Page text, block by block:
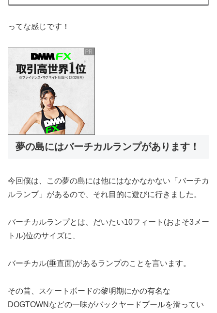
ってな感じです！
夢の島にはバーチカルランプがあります！
今回僕は、この夢の島には他にはなかなかない「バーチカ
ルランプ」があるので、それ目的に遊びに行きました。
バーチカルランプとは、だいたい10フィート(およそ3メー
トル)位のサイズに、
バーチカル(垂直面)があるランプのことを言います。
その昔、スケートボードの黎明期にかの有名な
DOGTOWNなどの一味がバックヤードプールを滑ってい